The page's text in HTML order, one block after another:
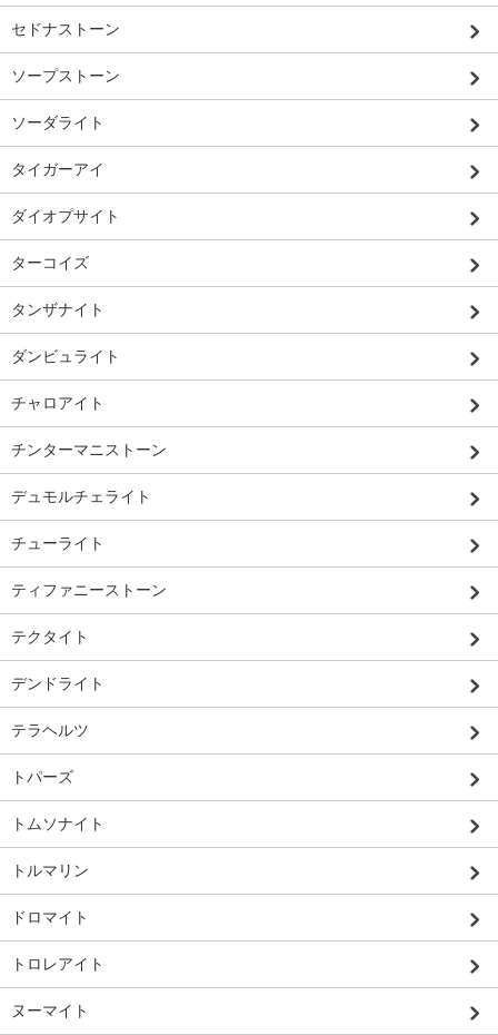
セドナストーン
ソープストーン
ソーダライト
タイガーアイ
ダイオプサイト
ターコイズ
タンザナイト
ダンビュライト
チャロアイト
チンターマニストーン
デュモルチェライト
チューライト
ティファニーストーン
テクタイト
デンドライト
テラヘルツ
トパーズ
トムソナイト
トルマリン
ドロマイト
トロレアイト
ヌーマイト